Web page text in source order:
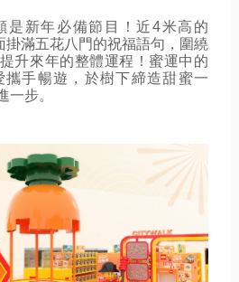
是新年必備節目！近4米高的
掛滿五花八門的祝福語句，圍繞
升來年的整體運程！蜜運中的
手暢遊，於樹下締造甜蜜一
一步。